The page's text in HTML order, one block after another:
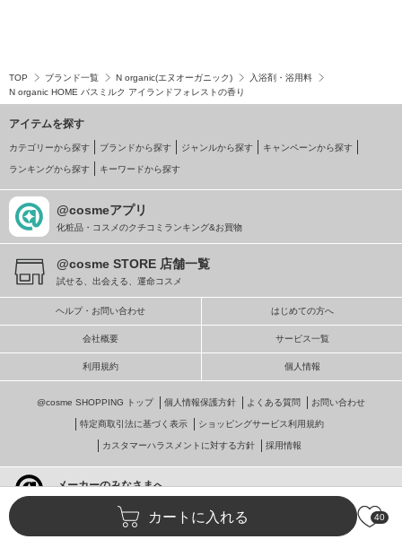
カートに入れる 40
TOP ブランド一覧 N organic(エヌオーガニック)
入浴剤・浴用料
N organic HOME バスミルク アイランドフォレストの香り
アイテムを探す
カテゴリーから探す ブランドから探す ジャンルから探す キャンペーンから探す
ランキングから探す キーワードから探す
@cosmeアプリ
化粧品・コスメのクチコミランキング&お買物
@cosme STORE 店舗一覧
試せる、出会える、運命コスメ
ヘルプ・お問い合わせ はじめての方へ
会社概要 サービス一覧
利用規約 個人情報
@cosme SHOPPING トップ 個人情報保護方針 よくある質問 お問い合わせ
特定商取引法に基づく表示 ショッピングサービス利用規約
カスタマーハラスメントに対する方針 採用情報
メーカーのみなさまへ